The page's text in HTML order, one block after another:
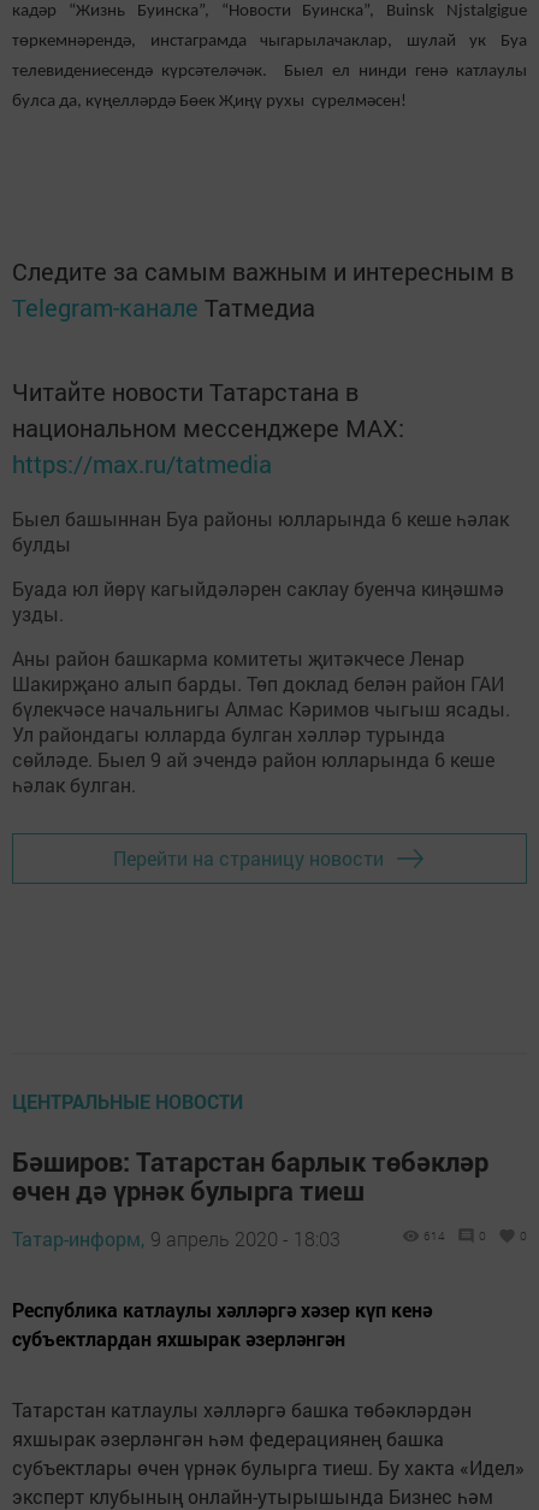
кадәр “Жизнь Буинска”, “Новости Буинска”, Buinsk Njstalgigue
төркемнәрендә, инстаграмда чыгарылачаклар, шулай ук Буа
телевидениесендә күрсәтеләчәк. Быел ел нинди генә катлаулы
булса да, күңелләрдә Бөек Җиңү рухы сүрелмәсен!
Следите за самым важным и интересным в
Telegram-канале Татмедиа
Читайте новости Татарстана в
национальном мессенджере MАХ:
https://max.ru/tatmedia
Быел башыннан Буа районы юлларында 6 кеше һәлак
булды
Буада юл йөрү кагыйдәләрен саклау буенча киңәшмә
узды.
Аны район башкарма комитеты җитәкчесе Ленар
Шакирҗано алып барды. Төп доклад белән район ГАИ
бүлекчәсе начальнигы Алмас Кәримов чыгыш ясады.
Ул райондагы юлларда булган хәлләр турында
сөйләде. Быел 9 ай эчендә район юлларында 6 кеше
һәлак булган.
Перейти на страницу новости
ЦЕНТРАЛЬНЫЕ НОВОСТИ
Бәширов: Татарстан барлык төбәкләр
өчен дә үрнәк булырга тиеш
Татар-информ, 9 апрель 2020 - 18:03 614 0 0
Республика катлаулы хәлләргә хәзер күп кенә
субъектлардан яхшырак әзерләнгән
Татарстан катлаулы хәлләргә башка төбәкләрдән
яхшырак әзерләнгән һәм федерациянең башка
субъектлары өчен үрнәк булырга тиеш. Бу хакта «Идел»
эксперт клубының онлайн-утырышында Бизнес һәм